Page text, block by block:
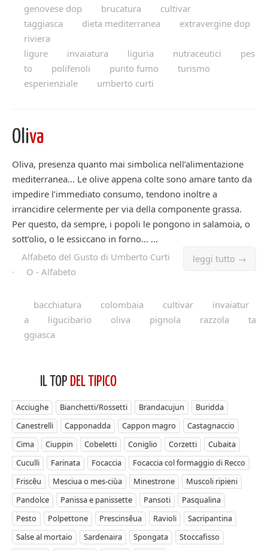
genovese dop
brucatura
cultivar
taggiasca
dieta mediterranea
extravergine dop
riviera
ligure
invaiatura liguria nutraceutici
pes
to
polifenoli punto fumo
turismo
esperienziale
umberto curti
Oliva
Oliva, presenza quanto mai simbolica nell’alimentazione
mediterranea… Le olive appena colte sono amare tanto da
impedire l’immediato consumo, tendono inoltre a
irrancidire celermente per via della componente grassa.
Per questo, da sempre, i popoli le pongono in salamoia, o
sott’olio, o le essiccano in forno… ...
leggi tutto →
Alfabeto del Gusto di Umberto Curti
·
O - Alfabeto
bacchiatura colombaia cultivar
invaiatur
a
ligucibario oliva pignola razzola
ta
ggiasca
IL TOP DEL TIPICO
Acciughe Bianchetti/Rossetti Brandacujun
Buridda
Canestrelli
Capponadda Cappon magro
Castagnaccio
Cima
Ciuppin Cobeletti Coniglio Corzetti
Cubaita
Cuculli
Farinata Focaccia
Focaccia col formaggio di Recco
Friscêu
Mesciua o mes-ciùa Minestrone
Muscoli ripieni
Pandolce
Panissa e panissette Pansoti
Pasqualina
Pesto
Polpettone Prescinsêua Ravioli
Sacripantina
Salse al mortaio
Sardenaira Spongata
Stoccafisso